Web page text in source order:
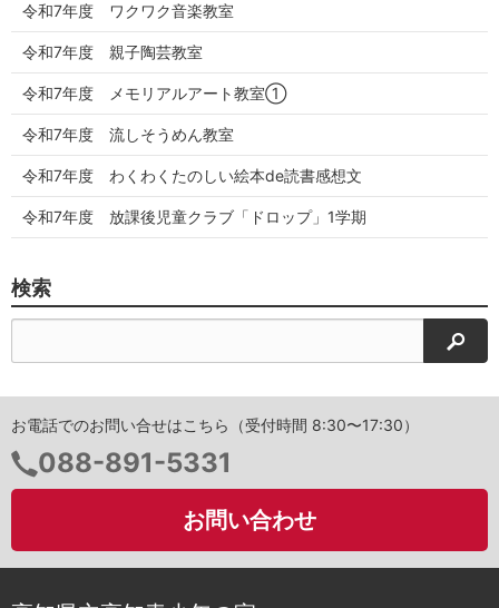
令和7年度 ワクワク音楽教室
令和7年度 親子陶芸教室
令和7年度 メモリアルアート教室①
令和7年度 流しそうめん教室
令和7年度 わくわくたのしい絵本de読書感想文
令和7年度 放課後児童クラブ「ドロップ」1学期
検索
検索
お電話でのお問い合せはこちら（受付時間 8:30〜17:30）
電
話
号：
088-891-5331
お問い合わせ